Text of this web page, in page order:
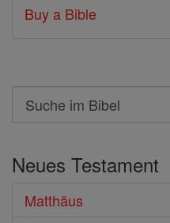
Buy a Bible
Search
Suche
Bibel
Neues Testament
Matthäus